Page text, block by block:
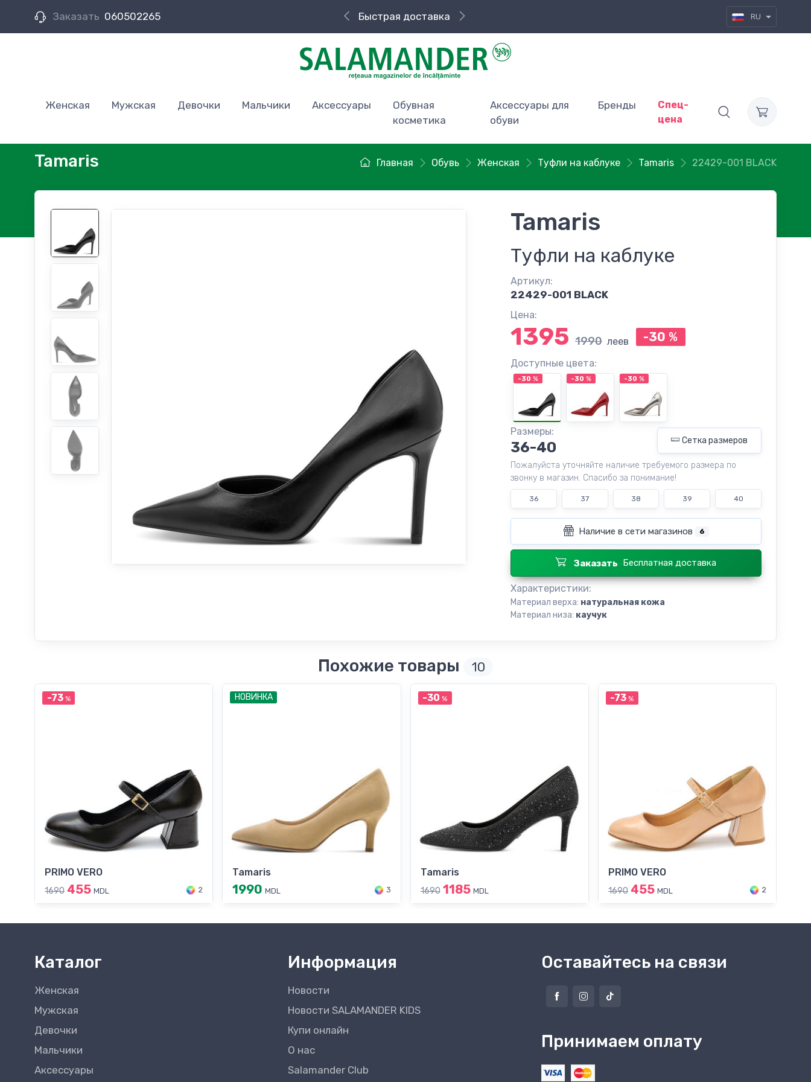
Заказать 060502265 Быстрая доставка RU
Женская Мужская Девочки Мальчики Аксессуары
Обувная
косметика
Аксессуары для
обуви
Бренды
Спец-
цена
Главная Обувь Женская Туфли на каблуке Tamaris 22429-001 BLACK
Tamaris
Tamaris
Туфли на каблуке
Артикул:
22429-001 BLACK
Цена:
1395 1990 леев -30 %
Доступные цвета:
-30 % -30 % -30 %
Размеры:
36-40 Сетка размеров
Пожалуйста уточняйте наличие требуемого размера по
звонку в магазин. Спасибо за понимание!
36 37 38 39 40
Наличие в сети магазинов 6
Заказать Бесплатная доставка
Характеристики:
Материал верха: натуральная кожа
Материал низа: каучук
Похожие товары 10
-73%
PRIMO VERO
1690 455 MDL 2
НОВИНКА
Tamaris
1990 MDL 3
-30 %
Tamaris
1690 1185 MDL
-73 %
PRIMO VERO
1690 455 MDL 2
Каталог
Женская
Мужская
Девочки
Мальчики
Аксессуары
Информация
Новости
Новости SALAMANDER KIDS
Купи онлайн
О нас
Salamander Club
Оставайтесь на связи
Принимаем оплату